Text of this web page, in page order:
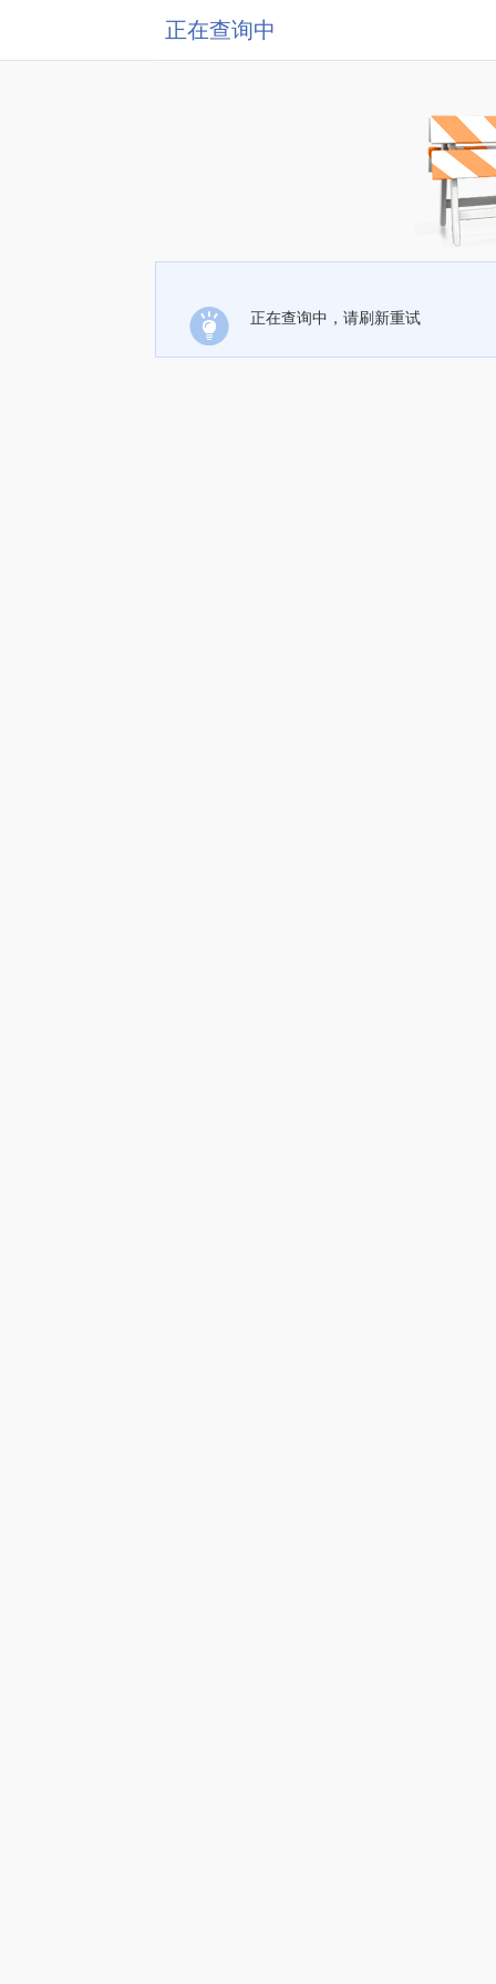
正在查询中
正在查询中，请刷新重试